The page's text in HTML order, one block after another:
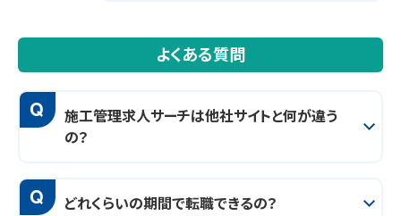
よくある質問
Q
施工管理求人サーチは他社サイトと何が違う
の？
Q どれくらいの期間で転職できるの？